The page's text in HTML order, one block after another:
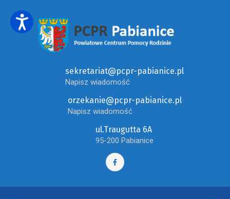
sekretariat@pcpr-pabianice.pl
Napisz wiadomość
orzekanie@pcpr-pabianice.pl
Napisz wiadomość
ul.Traugutta 6A
95-200 Pabianice